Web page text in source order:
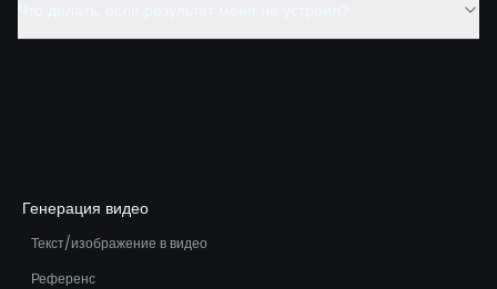
Генерация видео
Текст/изображение в видео
Референс